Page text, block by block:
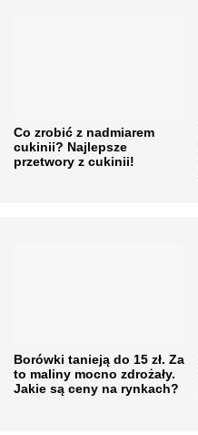
Co zrobić z nadmiarem
cukinii? Najlepsze
przetwory z cukinii!
Borówki tanieją do 15 zł. Za
to maliny mocno zdrożały.
Jakie są ceny na rynkach?